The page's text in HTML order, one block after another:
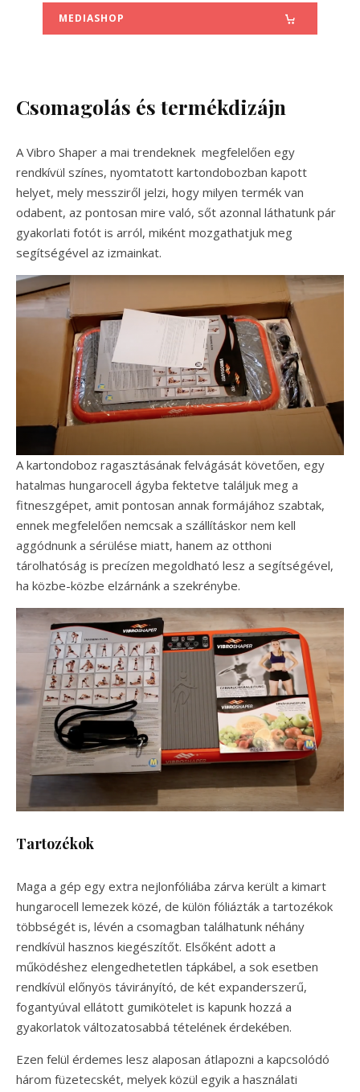
MEDIASHOP
Csomagolás és termékdizájn
A Vibro Shaper a mai trendeknek megfelelően egy
rendkívül színes, nyomtatott kartondobozban kapott
helyet, mely messziről jelzi, hogy milyen termék van
odabent, az pontosan mire való, sőt azonnal láthatunk pár
gyakorlati fotót is arról, miként mozgathatjuk meg
segítségével az izmainkat.
A kartondoboz ragasztásának felvágását követően, egy
hatalmas hungarocell ágyba fektetve találjuk meg a
fitneszgépet, amit pontosan annak formájához szabtak,
ennek megfelelően nemcsak a szállításkor nem kell
aggódnunk a sérülése miatt, hanem az otthoni
tárolhatóság is precízen megoldható lesz a segítségével,
ha közbe-közbe elzárnánk a szekrénybe.
Tartozékok
Maga a gép egy extra nejlonfóliába zárva került a kimart
hungarocell lemezek közé, de külön fóliázták a tartozékok
többségét is, lévén a csomagban találhatunk néhány
rendkívül hasznos kiegészítőt. Elsőként adott a
működéshez elengedhetetlen tápkábel, a sok esetben
rendkívül előnyös távirányító, de két expanderszerű,
fogantyúval ellátott gumikötelet is kapunk hozzá a
gyakorlatok változatosabbá tételének érdekében.
Ezen felül érdemes lesz alaposan átlapozni a kapcsolódó
három füzetecskét, melyek közül egyik a használati